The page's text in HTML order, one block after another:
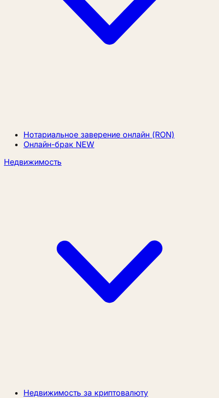
Нотариальное заверение онлайн (RON)
Онлайн-брак NEW
Недвижимость
Недвижимость за криптовалюту